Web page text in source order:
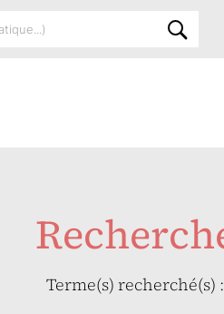
Terme(s) recherché(s) :